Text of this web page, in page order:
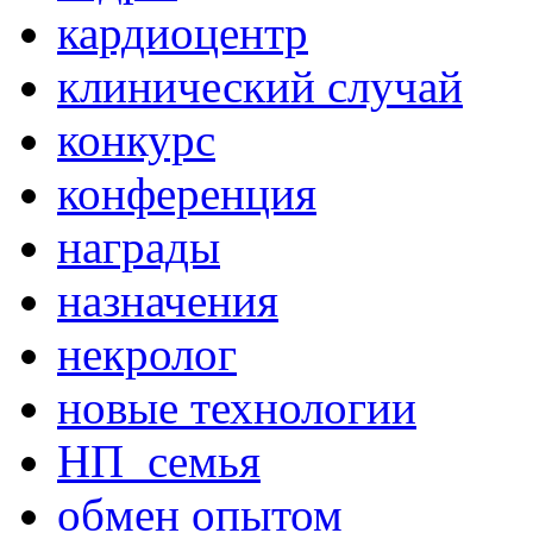
кардиоцентр
клинический случай
конкурс
конференция
награды
назначения
некролог
новые технологии
НП_семья
обмен опытом